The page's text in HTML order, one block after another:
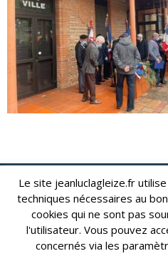
Jean-Luc LAGLEIZE - e-mail :
Mentions Légales- Copyright
Le site jeanluclagleize.fr
techniques nécessaires au
cookies qui ne sont pas
l'utilisateur. Vous pouvez
concernés via les